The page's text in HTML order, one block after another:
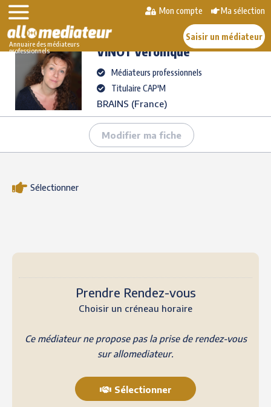
Skip
content
Annuaire des médiateurs
professionnels
Mon compte Ma sélection
Saisir un médiateur
AlloMediateur
VINOTVéronique
Médiateurs professionnels
Titulaire CAP'M
BRAINS (France)
Modifier ma fiche
Sélectionner
Prendre Rendez-vous
Choisir un créneau horaire
Ce médiateur ne propose pas la prise de rendez-vous
sur allomediateur.
Sélectionner